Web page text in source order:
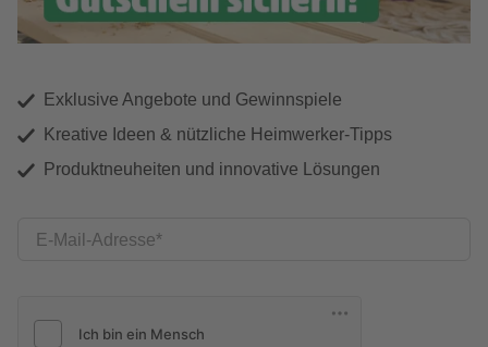
Exklusive Angebote und Gewinnspiele
Kreative Ideen & nützliche Heimwerker-Tipps
Produktneuheiten und innovative Lösungen
E-Mail-Adresse